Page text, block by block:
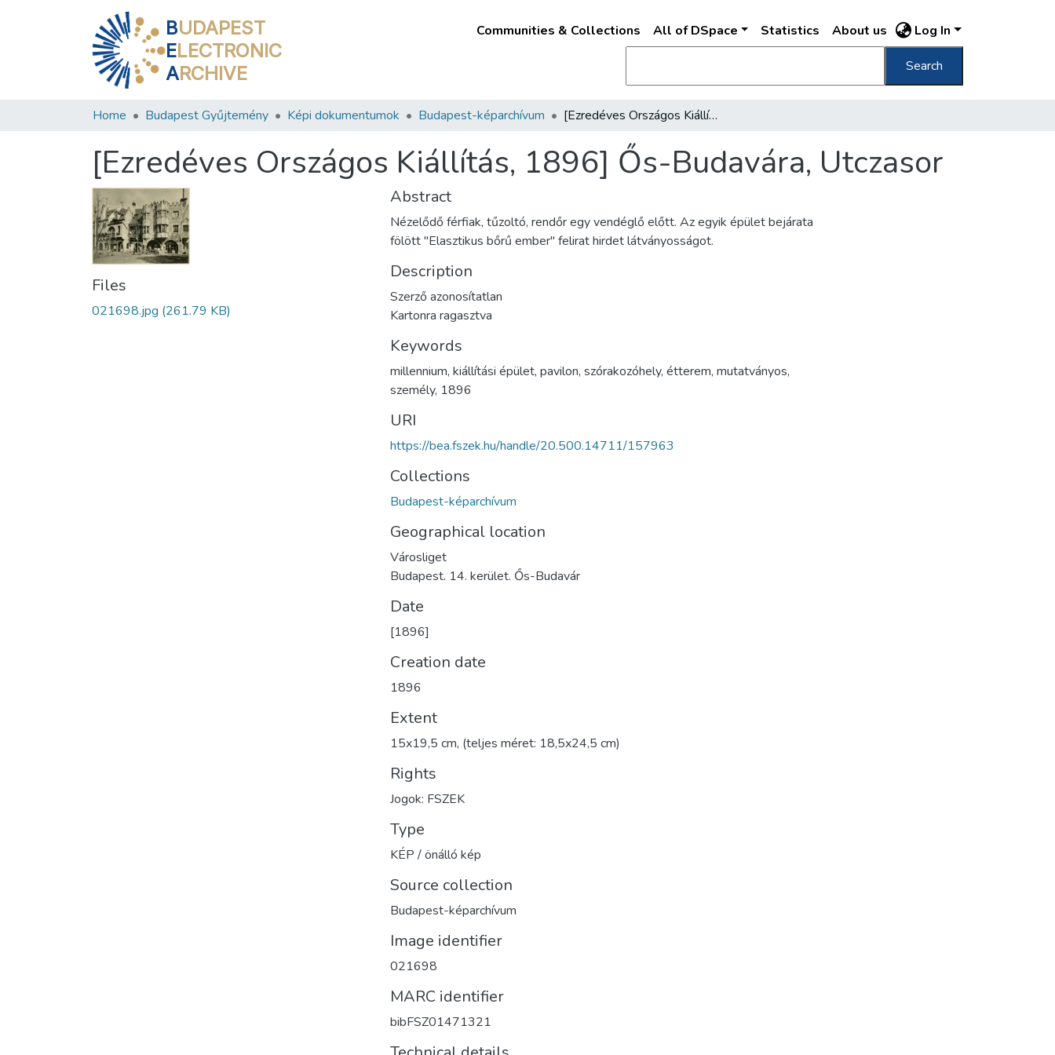
BUDAPEST
ELECTRONIC
ARCHIVE
Communities & Collections All of DSpace Statistics About us Log In
Search
Home Budapest Gyűjtemény Képi dokumentumok Budapest-képarchívum [Ezredéves Országos Kiállítás, 1896] Ős-Budavára, Utczasor
[Ezredéves Országos Kiállítás, 1896] Ős-Budavára, Utczasor
Files
021698.jpg (261.79 KB)
Abstract
Nézelődő férfiak, tűzoltó, rendőr egy vendéglő előtt. Az egyik épület bejárata
fölött "Elasztikus bőrű ember" felirat hirdet látványosságot.
Description
Szerző azonosítatlan
Kartonra ragasztva
Keywords
millennium, kiállítási épület, pavilon, szórakozóhely, étterem, mutatványos,
személy, 1896
URI
https://bea.fszek.hu/handle/20.500.14711/157963
Collections
Budapest-képarchívum
Geographical location
Városliget
Budapest. 14. kerület. Ős-Budavár
Date
[1896]
Creation date
1896
Extent
15x19,5 cm, (teljes méret: 18,5x24,5 cm)
Rights
Jogok: FSZEK
Type
KÉP / önálló kép
Source collection
Budapest-képarchívum
Image identifier
021698
MARC identifier
bibFSZ01471321